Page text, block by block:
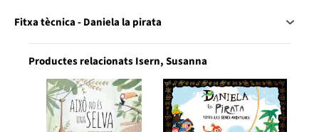
Fitxa tècnica - Daniela la pirata
Productes relacionats Isern, Susanna